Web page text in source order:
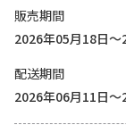
販売期間
2026年05月18日
配送期間
2026年06月11日